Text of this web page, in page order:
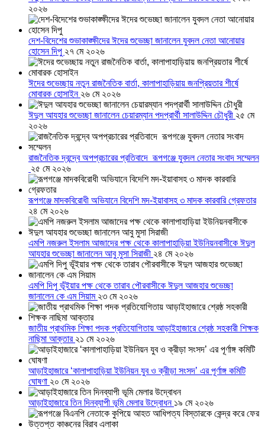
২০২৬
দেশ-বিদেশের শুভাকাঙ্ক্ষীদের ঈদের শুভেচ্ছা জানালেন যুবদল নেতা আনোয়ার
হোসেন দিপু ২৭ মে ২০২৬
ঈদের শুভেচ্ছায় নতুন রাজনৈতিক বার্তা, কালাপাহাড়িয়ায় জনপ্রিয়তার শীর্ষে
মোবারক হোসাইন ২৬ মে ২০২৬
ঈদুল আযহার শুভেচ্ছা জানালেন চেয়ারম্যান পদপ্রার্থী সালাউদ্দিন চৌধুরী ২৫ মে
২০২৬
রাজনৈতিক দ্বন্দ্বে অপপ্রচারের প্রতিবাদে ‎রূপগঞ্জে যুবদল নেতার সংবাদ সম্মেলন
২৫ মে ২০২৬
রূপগঞ্জে মাদকবিরোধী অভিযানে বিদেশি মদ-ইয়াবাসহ ৩ মাদক কারবারি গ্রেফতার
২৪ মে ২০২৬
এমপি নজরুল ইসলাম আজাদের পক্ষ থেকে কালাপাহাড়িয়া ইউনিয়নবাসীকে ঈদুল
আযহার শুভেচ্ছা জানালেন আবু মুসা সিরাজী ২৪ মে ২০২৬
এমপি দিপু ভূঁইয়ার পক্ষ থেকে তারাব পৌরবাসীকে ঈদুল আজহার শুভেচ্ছা
জানালেন কে এম সিয়াম ২৩ মে ২০২৬
জাতীয় প্রাথমিক শিক্ষা পদক প্রতিযোগিতায় আড়াইহাজারে শ্রেষ্ঠ সহকারী শিক্ষক
নাছিমা আক্তার ২১ মে ২০২৬
আড়াইহাজারে ‘কালাপাহাড়িয়া ইউনিয়ন যুব ও ক্রীড়া সংসদ’ এর পূর্ণাঙ্গ কমিটি
ঘোষণা ২০ মে ২০২৬
আড়াইহাজারে তিন দিনব্যাপী ভূমি মেলার উদ্বোধন ১৯ মে ২০২৬